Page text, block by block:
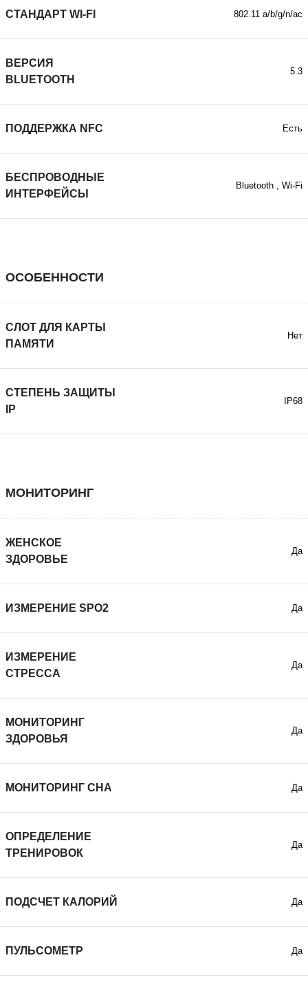
СТАНДАРТ WI-FI 802.11 a/b/g/n/ac
ВЕРСИЯ
BLUETOOTH
5.3
ПОДДЕРЖКА NFC Есть
БЕСПРОВОДНЫЕ
ИНТЕРФЕЙСЫ
Bluetooth , Wi-Fi
ОСОБЕННОСТИ
СЛОТ ДЛЯ КАРТЫ
ПАМЯТИ
Нет
СТЕПЕНЬ ЗАЩИТЫ
IP
IP68
МОНИТОРИНГ
ЖЕНСКОЕ
ЗДОРОВЬЕ
Да
ИЗМЕРЕНИЕ SPO2 Да
ИЗМЕРЕНИЕ
СТРЕССА
Да
МОНИТОРИНГ
ЗДОРОВЬЯ
Да
МОНИТОРИНГ СНА Да
ОПРЕДЕЛЕНИЕ
ТРЕНИРОВОК
Да
ПОДСЧЕТ КАЛОРИЙ Да
ПУЛЬСОМЕТР Да